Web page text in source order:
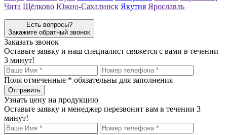
Чита Щёлково Южно-Сахалинск Якутия Ярославль
Есть вопросы?
Закажите обратный звонок
Заказать звонок
Оставьте заявку и наш специалист свяжется с вами в течении
3 минут!
Поля отмеченные * обязательны для заполнения
Узнать цену на продукцию
Оставьте заявку и менеджер перезвонит вам в течении 3
минут!